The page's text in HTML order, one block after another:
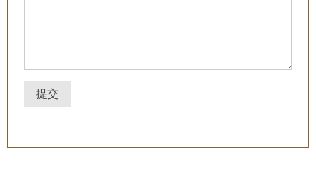
提交